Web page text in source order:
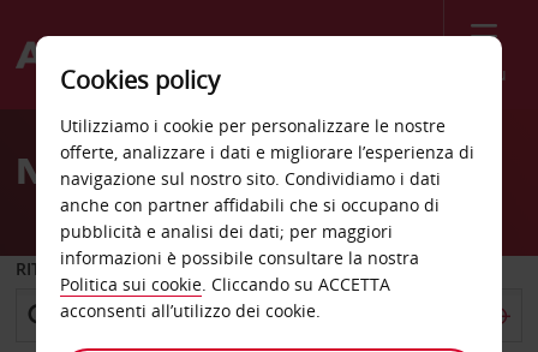
Menù
Welcome
AvisNoleggio auto Modena
RITIRO DA
Cookies policy
Utilizziamo i cookie per personalizzare le nostre
offerte, analizzare i dati e migliorare l’esperienza di
navigazione sul nostro sito. Condividiamo i dati
anche con partner affidabili che si occupano di
pubblicità e analisi dei dati; per maggiori
informazioni è possibile consultare la nostra
Politica sui cookie. Cliccando su ACCETTA
acconsenti all’utilizzo dei cookie.